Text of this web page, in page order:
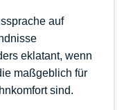
auf
eklatant, wenn
maßgeblich für
sind.